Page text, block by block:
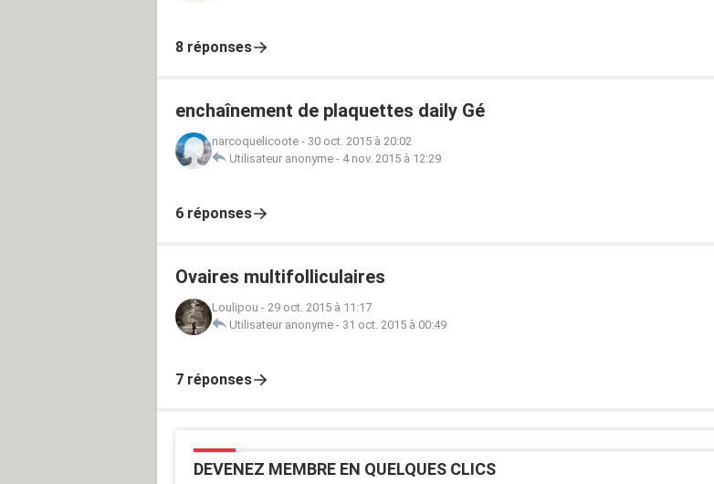
8 réponses
enchaînement de plaquettes daily Gé
narcoquelicoote - 30 oct. 2015 à 20:02
Utilisateur anonyme - 4 nov. 2015 à 12:29
6 réponses
Ovaires multifolliculaires
Loulipou - 29 oct. 2015 à 11:17
Utilisateur anonyme - 31 oct. 2015 à 00:49
7 réponses
DEVENEZ MEMBRE EN QUELQUES CLICS